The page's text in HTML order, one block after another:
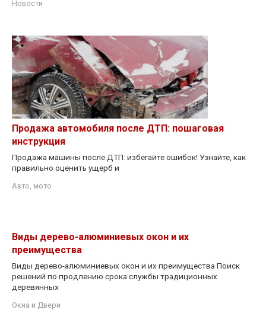
Новости
Продажа автомобиля после ДТП: пошаговая
инструкция
Продажа машины после ДТП: избегайте ошибок! Узнайте, как
правильно оценить ущерб и
Авто, мото
Виды дерево-алюминиевых окон и их
преимущества
Виды дерево-алюминиевых окон и их преимущества Поиск
решений по продлению срока службы традиционных
деревянных
Окна и Двери